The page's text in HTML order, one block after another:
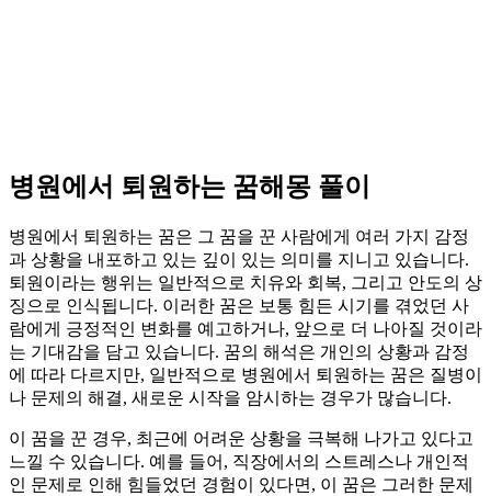
병원에서 퇴원하는 꿈해몽 풀이
병원에서 퇴원하는 꿈은 그 꿈을 꾼 사람에게 여러 가지 감정
과 상황을 내포하고 있는 깊이 있는 의미를 지니고 있습니다.
퇴원이라는 행위는 일반적으로 치유와 회복, 그리고 안도의 상
징으로 인식됩니다. 이러한 꿈은 보통 힘든 시기를 겪었던 사
람에게 긍정적인 변화를 예고하거나, 앞으로 더 나아질 것이라
는 기대감을 담고 있습니다. 꿈의 해석은 개인의 상황과 감정
에 따라 다르지만, 일반적으로 병원에서 퇴원하는 꿈은 질병이
나 문제의 해결, 새로운 시작을 암시하는 경우가 많습니다.
이 꿈을 꾼 경우, 최근에 어려운 상황을 극복해 나가고 있다고
느낄 수 있습니다. 예를 들어, 직장에서의 스트레스나 개인적
인 문제로 인해 힘들었던 경험이 있다면, 이 꿈은 그러한 문제